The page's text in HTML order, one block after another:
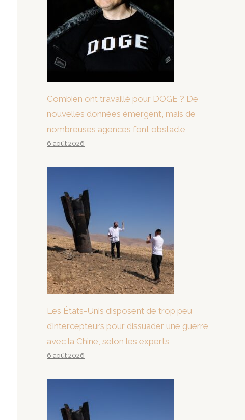
Combien ont travaillé pour DOGE ? De
nouvelles données émergent, mais de
nombreuses agences font obstacle
6 août 2026
Les États-Unis disposent de trop peu
d’intercepteurs pour dissuader une guerre
avec la Chine, selon les experts
6 août 2026